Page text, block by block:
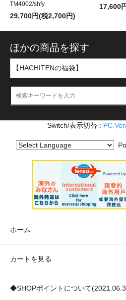
TM4002/shfy
29,700円(税2,700円)
17,600
ほかの商品を探す
Switch/表示切替 :
ホーム
カートを見る
◆SHOPポイントについて